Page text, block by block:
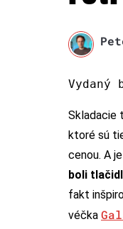
Vydaný
Skladacie
ktoré sú
cenou. A
boli
fakt
véčka